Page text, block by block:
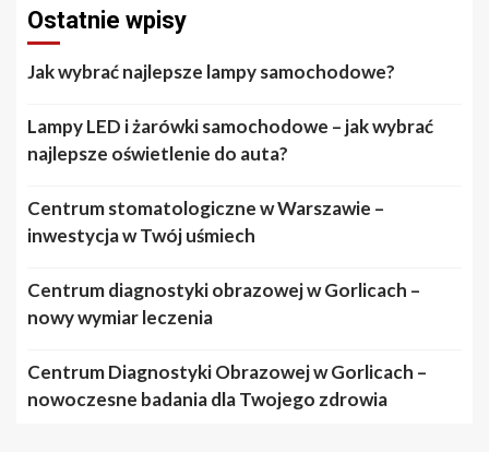
Ostatnie wpisy
Jak wybrać najlepsze lampy samochodowe?
Lampy LED i żarówki samochodowe – jak wybrać
najlepsze oświetlenie do auta?
Centrum stomatologiczne w Warszawie –
inwestycja w Twój uśmiech
Centrum diagnostyki obrazowej w Gorlicach –
nowy wymiar leczenia
Centrum Diagnostyki Obrazowej w Gorlicach –
nowoczesne badania dla Twojego zdrowia